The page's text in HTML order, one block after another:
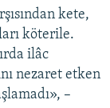
kete,
köterile.
ilâc
nezaret etken
–